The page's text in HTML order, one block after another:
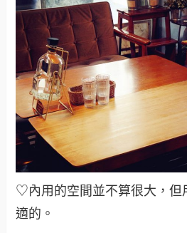
♡內用的空間並不算很大，但
適的 。